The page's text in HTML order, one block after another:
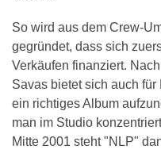
So wird aus dem Crew-
gegründet, dass sich
Verkäufen finanziert.
Savas bietet sich auch
ein richtiges Album
man im Studio
Mitte 2001 steht "NLP"